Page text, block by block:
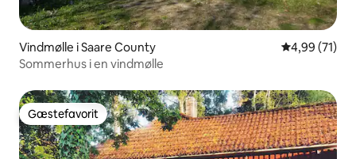
Vindmølle i Saare County 4,99 ud af 5
4,99 (71)
Sommerhus i en vindmølle
Gæstefavorit
Gæstefavorit